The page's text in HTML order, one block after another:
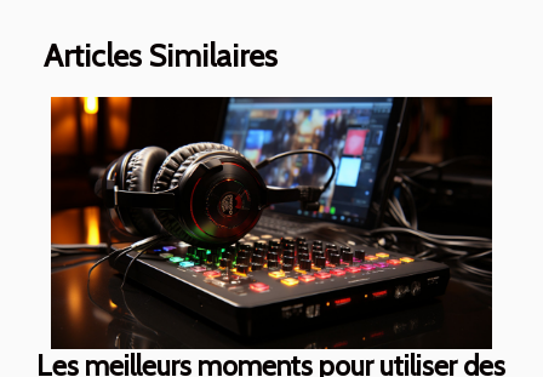
Articles Similaires
Les meilleurs moments pour utiliser des